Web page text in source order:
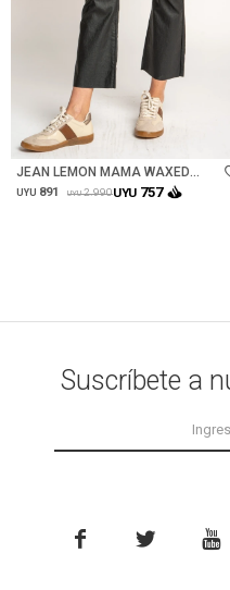
Talle
JEAN LEMON MAMA WAXED
FLARE - NEGRO
UYU 891 UYU 2.990UYU 757
Suscríbete a
  